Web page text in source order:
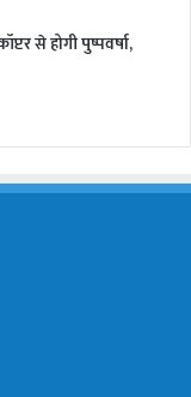
से होगी पुष्पवर्षा,